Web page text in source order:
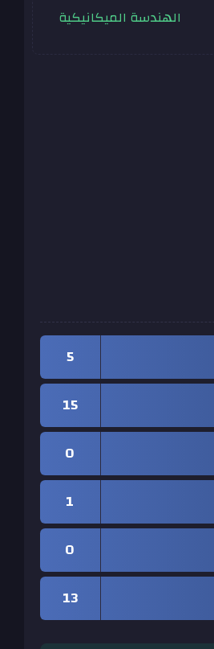
الهندسة الميكانيكية
5
15
0
1
0
13